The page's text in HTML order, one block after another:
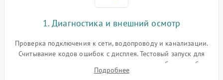
1. Диагностика и внешний осмотр
Проверка подключения к сети, водопроводу и канализации.
Считывание кодов ошибок с дисплея. Тестовый запуск для
выявления посторонних шумов, протечек или сбоев в работе
электронного модуля управления.
Подробнее